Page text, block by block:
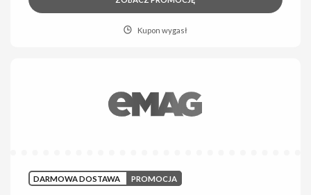
Kupon wygasł
DARMOWA DOSTAWA PROMOCJA